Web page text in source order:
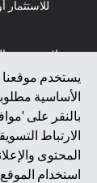
يستخدم موقعنا
الأساسية
بالنقر على
الارتباط
المحتوى
استخدام
لا يتم
المقيمين في
سويسرا
الفاتيكان
(لائحة
العامة \
الصفحة
لشراء أو